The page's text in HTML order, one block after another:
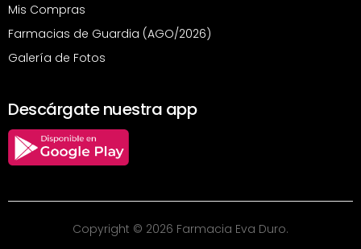
Mis Compras
Farmacias de Guardia (AGO/2026)
Galería de Fotos
Descárgate nuestra app
Copyright © 2026 Farmacia Eva Duro.